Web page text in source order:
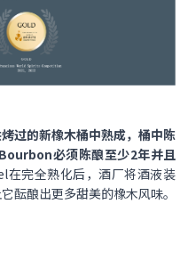
过的新橡木桶中熟成，桶中陈
必须陈酿至少2年并且
在完全熟化后，酒厂将酒液装
酝酿出更多甜美的橡木风味。